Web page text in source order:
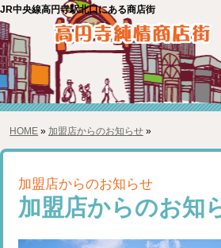
JR中央線高円寺駅北口にある商店街
HOME » 加盟店からのお知らせ»
加盟店からのお知らせ
加盟店からのお知